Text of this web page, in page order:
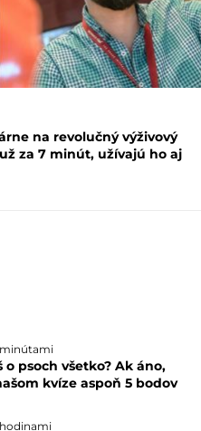
na revolučný výživový
za 7 minút, užívajú ho aj
o psoch všetko? Ak áno,
kvíze aspoň 5 bodov